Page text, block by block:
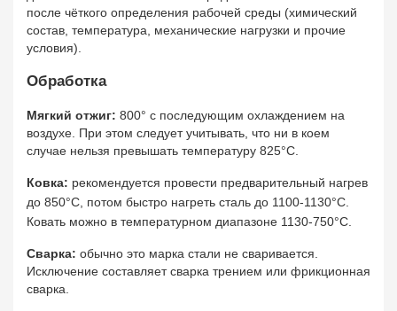
после чёткого определения рабочей среды (химический
состав, температура, механические нагрузки и прочие
условия).
Обработка
Мягкий отжиг: 800° с последующим охлаждением на
воздухе. При этом следует учитывать, что ни в коем
случае нельзя превышать температуру 825°C.
Ковка: рекомендуется провести предварительный нагрев
до 850°C, потом быстро нагреть сталь до 1100-1130°C.
Ковать можно в температурном диапазоне 1130-750°C.
Сварка: обычно это марка стали не сваривается.
Исключение составляет сварка трением или фрикционная
сварка.